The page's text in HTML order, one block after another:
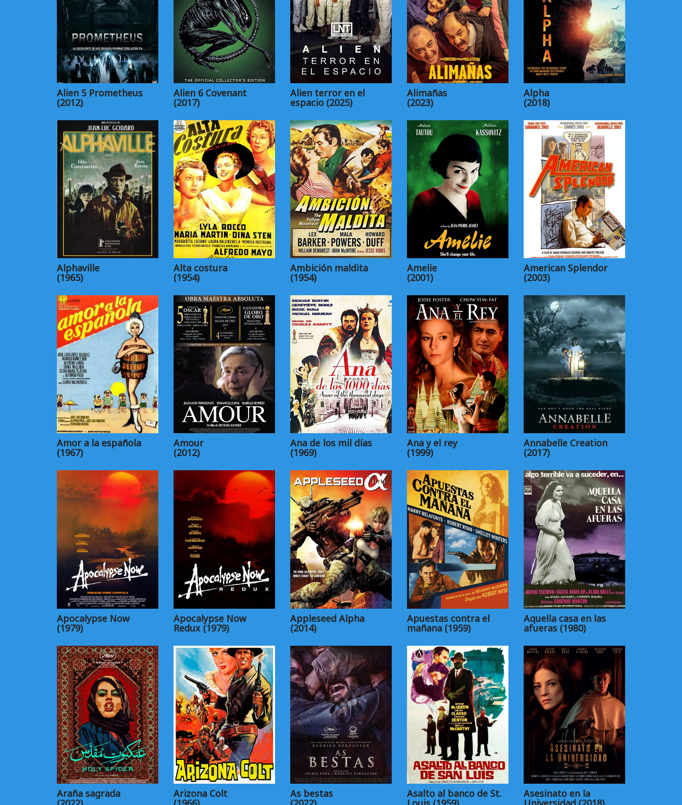
Alien 5 Prometheus
(2012)
Alien 6 Covenant
(2017)
Alien terror en el
espacio (2025)
Alimañas
(2023)
Alpha
(2018)
Alphaville
(1965)
Alta costura
(1954)
Ambición maldita
(1954)
Amelie
(2001)
American Splendor
(2003)
Amor a la española
(1967)
Amour
(2012)
Ana de los mil días
(1969)
Ana y el rey
(1999)
Annabelle Creation
(2017)
Apocalypse Now
(1979)
Apocalypse Now
Redux (1979)
Appleseed Alpha
(2014)
Apuestas contra el
mañana (1959)
Aquella casa en las
afueras (1980)
Araña sagrada Arizona Colt As bestas Asalto al banco de St. Asesinato en la